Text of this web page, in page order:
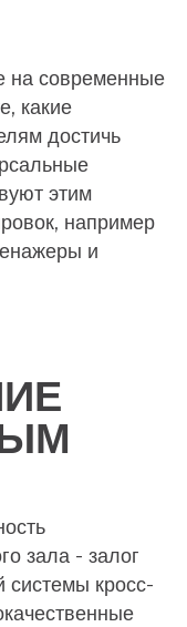
на современные
какие
достичь
этим
например
и
зала - залог
кросс-